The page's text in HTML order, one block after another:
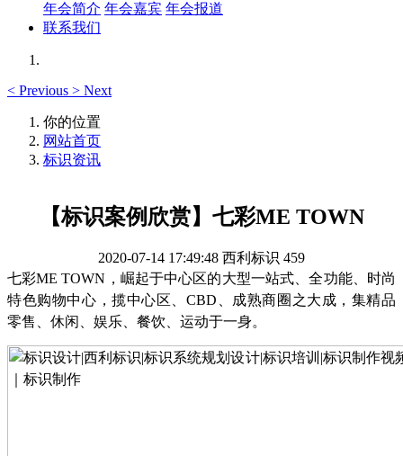
年会简介 年会嘉宾 年会报道
联系我们
< Previous > Next
你的位置
网站首页
标识资讯
【标识案例欣赏】七彩ME TOWN
2020-07-14 17:49:48 西利标识 459
七彩ME TOWN，崛起于中心区的大型一站式 、全功能、 时尚
特色购物中心，揽中心区、 CBD、成熟商圈之大成，集精品
零售、休闲、娱乐、餐饮、运动于一身。